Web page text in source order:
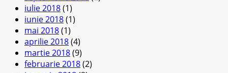
iulie 2018(1)
iunie 2018(1)
mai 2018(1)
aprilie 2018(4)
martie 2018(9)
februarie 2018(2)